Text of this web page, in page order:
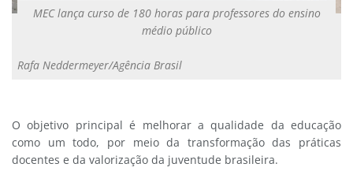
MEC lança curso de 180 horas para professores do ensino
médio público
Rafa Neddermeyer/Agência Brasil
O objetivo principal é melhorar a qualidade da educação
como um todo, por meio da transformação das práticas
docentes e da valorização da juventude brasileira.